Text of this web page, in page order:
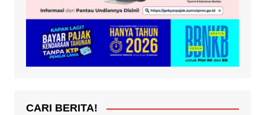
CARI BERITA!